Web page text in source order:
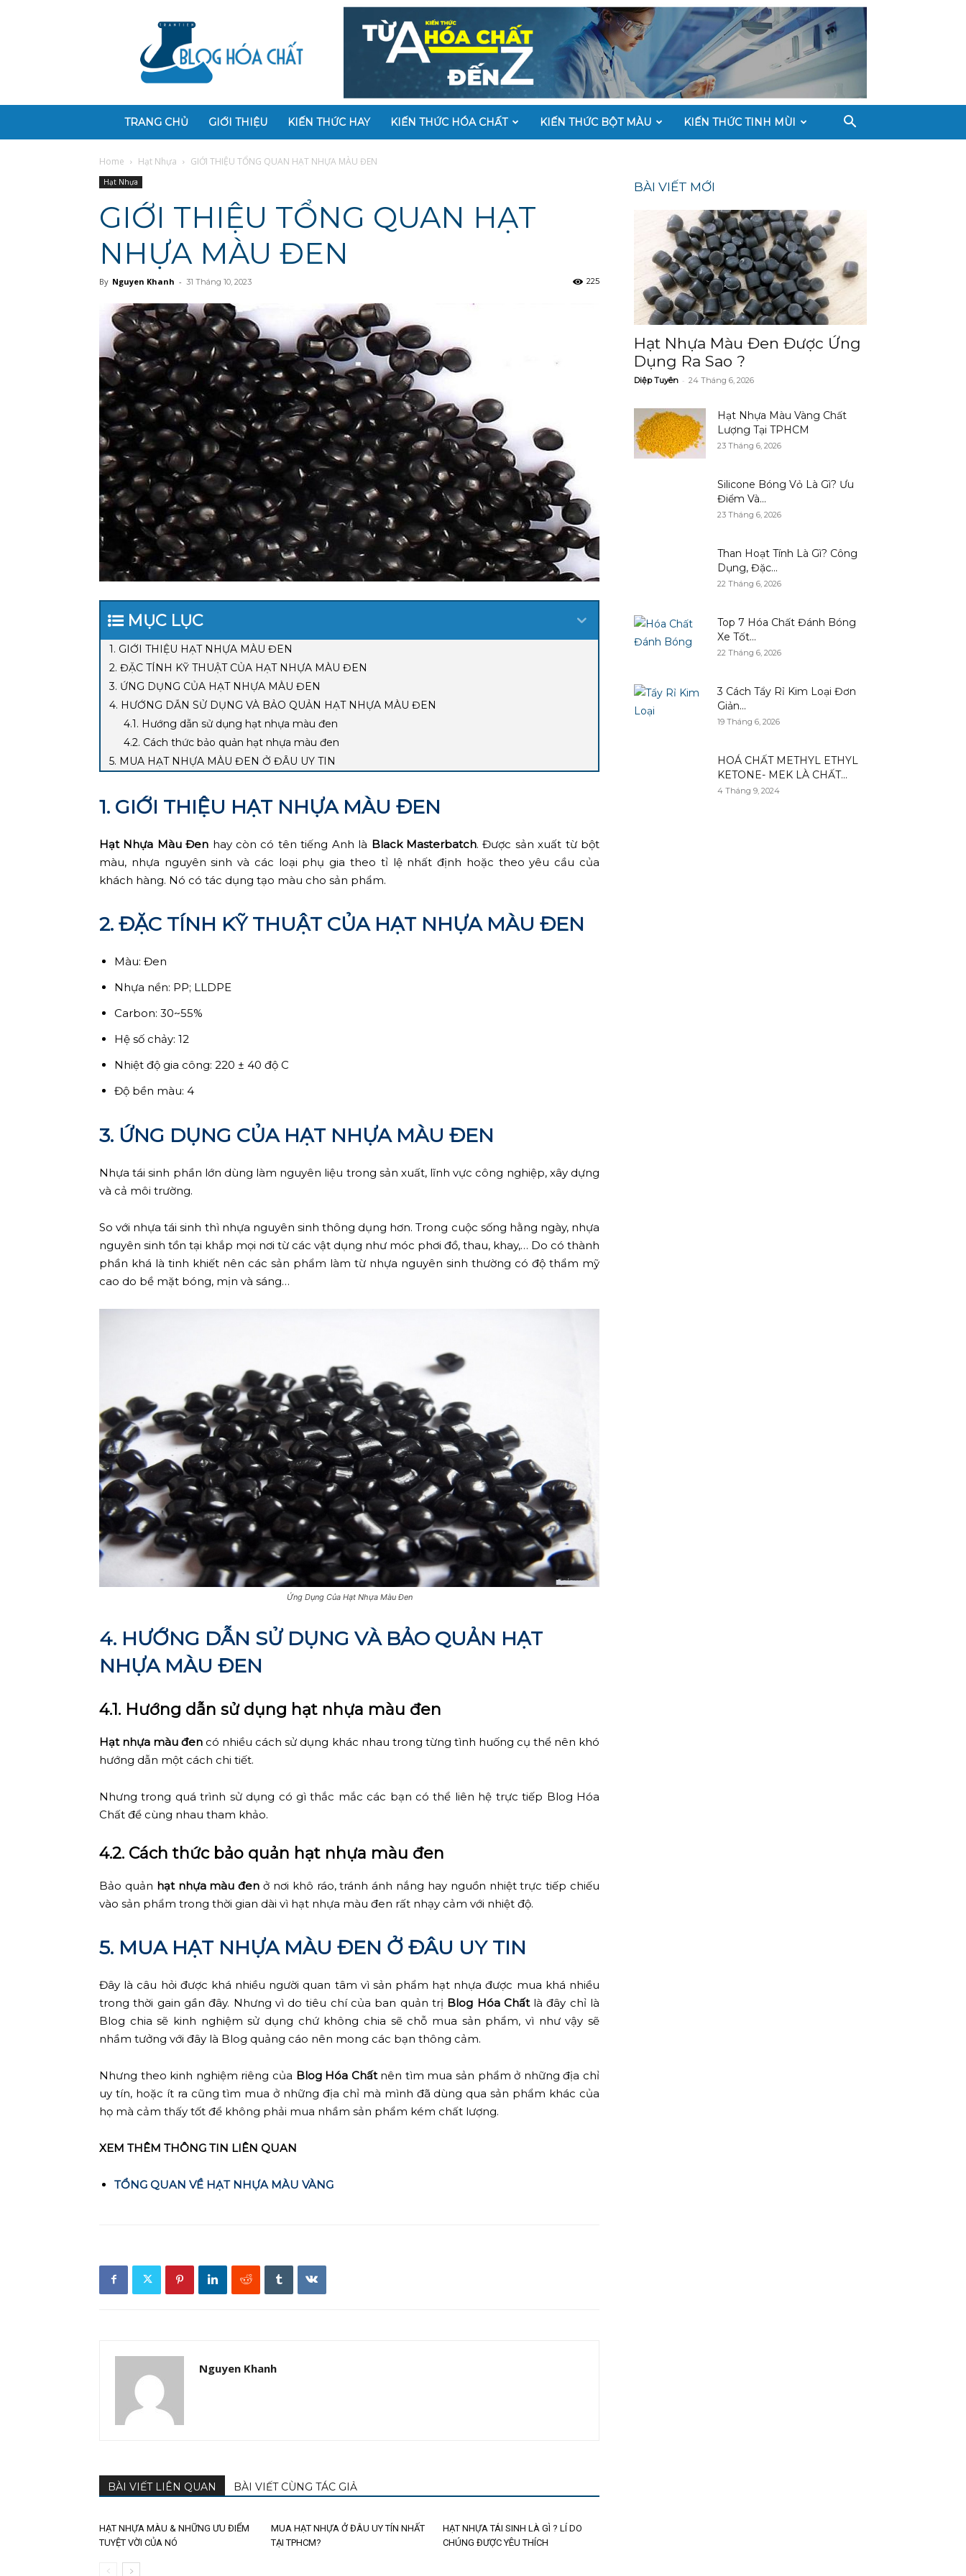
Hóa
Chất
TRANG CHỦ GIỚI THIỆU KIẾN THỨC HAY KIẾN THỨC HÓA CHẤT KIẾN THỨC BỘT MÀU KIẾN THỨC TINH MÙI
Home Hạt Nhựa GIỚI THIỆU TỔNG QUAN HẠT NHỰA MÀU ĐEN
Hạt Nhựa
GIỚI THIỆU TỔNG QUAN HẠT
NHỰA MÀU ĐEN
By Nguyen Khanh - 31 Tháng 10, 2023 225
MỤC LỤC
1. GIỚI THIỆU HẠT NHỰA MÀU ĐEN
2. ĐẶC TÍNH KỸ THUẬT CỦA HẠT NHỰA MÀU ĐEN
3. ỨNG DỤNG CỦA HẠT NHỰA MÀU ĐEN
4. HƯỚNG DẪN SỬ DỤNG VÀ BẢO QUẢN HẠT NHỰA MÀU ĐEN
4.1. Hướng dẫn sử dụng hạt nhựa màu đen
4.2. Cách thức bảo quản hạt nhựa màu đen
5. MUA HẠT NHỰA MÀU ĐEN Ở ĐÂU UY TIN
1. GIỚI THIỆU HẠT NHỰA MÀU ĐEN
Hạt Nhựa Màu Đen hay còn có tên tiếng Anh là Black Masterbatch. Được sản xuất từ bột
màu, nhựa nguyên sinh và các loại phụ gia theo tỉ lệ nhất định hoặc theo yêu cầu của
khách hàng. Nó có tác dụng tạo màu cho sản phẩm.
2. ĐẶC TÍNH KỸ THUẬT CỦA HẠT NHỰA MÀU ĐEN
Màu: Đen
Nhựa nền: PP; LLDPE
Carbon: 30~55%
Hệ số chảy: 12
Nhiệt độ gia công: 220 ± 40 độ C
Độ bền màu: 4
3. ỨNG DỤNG CỦA HẠT NHỰA MÀU ĐEN
Nhựa tái sinh phần lớn dùng làm nguyên liệu trong sản xuất, lĩnh vực công nghiệp, xây dựng
và cả môi trường.
So với nhựa tái sinh thì nhựa nguyên sinh thông dụng hơn. Trong cuộc sống hằng ngày, nhựa
nguyên sinh tồn tại khắp mọi nơi từ các vật dụng như móc phơi đồ, thau, khay,… Do có thành
phần khá là tinh khiết nên các sản phẩm làm từ nhựa nguyên sinh thường có độ thẩm mỹ
cao do bề mặt bóng, mịn và sáng…
Ứng Dụng Của Hạt Nhựa Màu Đen
4. HƯỚNG DẪN SỬ DỤNG VÀ BẢO QUẢN HẠT
NHỰA MÀU ĐEN
4.1. Hướng dẫn sử dụng hạt nhựa màu đen
Hạt nhựa màu đen có nhiều cách sử dụng khác nhau trong từng tình huống cụ thể nên khó
hướng dẫn một cách chi tiết.
Nhưng trong quá trình sử dụng có gì thắc mắc các bạn có thể liên hệ trực tiếp Blog Hóa
Chất để cùng nhau tham khảo.
4.2. Cách thức bảo quản hạt nhựa màu đen
Bảo quản hạt nhựa màu đen ở nơi khô ráo, tránh ánh nắng hay nguồn nhiệt trực tiếp chiếu
vào sản phẩm trong thời gian dài vì hạt nhựa màu đen rất nhạy cảm với nhiệt độ.
5. MUA HẠT NHỰA MÀU ĐEN Ở ĐÂU UY TIN
Đây là câu hỏi được khá nhiều người quan tâm vì sản phẩm hạt nhựa được mua khá nhiều
trong thời gain gần đây. Nhưng vì do tiêu chí của ban quản trị Blog Hóa Chấtlà đây chỉ là
Blog chia sẽ kinh nghiệm sử dụng chứ không chia sẽ chỗ mua sản phẩm, vì như vậy sẽ
nhầm tưởng với đây là Blog quảng cáo nên mong các bạn thông cảm.
Nhưng theo kinh nghiệm riêng của Blog Hóa Chấtnên tìm mua sản phẩm ở những địa chỉ
uy tín, hoặc ít ra cũng tìm mua ở những địa chỉ mà mình đã dùng qua sản phẩm khác của
họ mà cảm thấy tốt để không phải mua nhầm sản phẩm kém chất lượng.
XEM THÊM THÔNG TIN LIÊN QUAN
TỔNG QUAN VỀ HẠT NHỰA MÀU VÀNG
Nguyen Khanh
BÀI VIẾT LIÊN QUAN BÀI VIẾT CÙNG TÁC GIẢ
HẠT NHỰA MÀU & NHỮNG ƯU ĐIỂM
TUYỆT VỜI CỦA NÓ
MUA HẠT NHỰA Ở ĐÂU UY TÍN NHẤT
TẠI TPHCM?
HẠT NHỰA TÁI SINH LÀ GÌ ? LÍ DO
CHÚNG ĐƯỢC YÊU THÍCH
BÀI VIẾT MỚI
Hạt Nhựa Màu Đen Được Ứng
Dụng Ra Sao ?
Diệp Tuyên - 24 Tháng 6, 2026
Hạt Nhựa Màu Vàng Chất
Lượng Tại TPHCM
23 Tháng 6, 2026
Silicone Bóng Vỏ Là Gì? Ưu
Điểm Và...
23 Tháng 6, 2026
Than Hoạt Tính Là Gì? Công
Dụng, Đặc...
22 Tháng 6, 2026
Top 7 Hóa Chất Đánh Bóng
Xe Tốt...
22 Tháng 6, 2026
3 Cách Tẩy Rỉ Kim Loại Đơn
Giản...
19 Tháng 6, 2026
HOÁ CHẤT METHYL ETHYL
KETONE- MEK LÀ CHẤT...
4 Tháng 9, 2024